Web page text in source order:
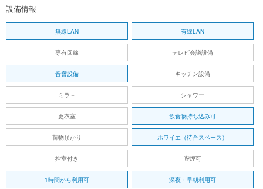
設備情報
無線LAN 有線LAN
専有回線 テレビ会議設備
音響設備 キッチン設備
ミラ－ シャワー
更衣室 飲食物持ち込み可
荷物預かり ホワイエ（待合スペース）
控室付き 喫煙可
1時間から利用可 深夜・早朝利用可